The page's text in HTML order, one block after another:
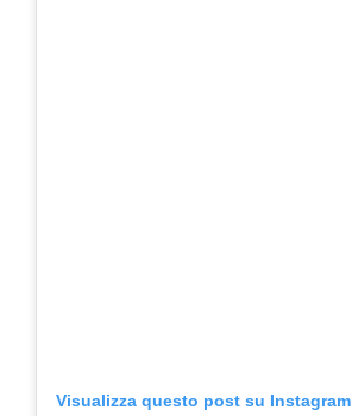
Visualizza questo post su Instagram